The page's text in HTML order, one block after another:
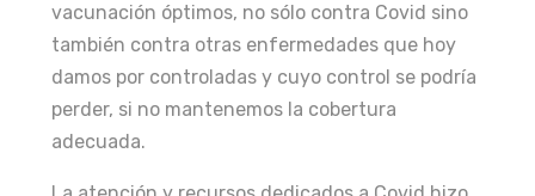
vacunación óptimos, no sólo contra Covid sino
también contra otras enfermedades que hoy
damos por controladas y cuyo control se podría
perder, si no mantenemos la cobertura
adecuada.